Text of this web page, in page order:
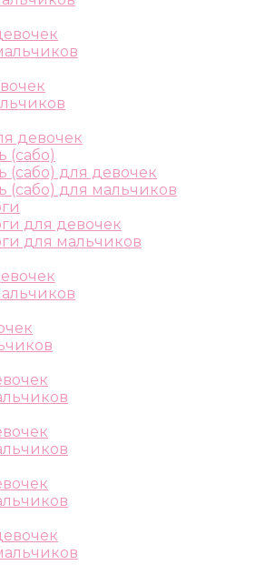
девочек
(сабо)
(сабо) для девочек
(сабо) для мальчиков
для девочек
для мальчиков